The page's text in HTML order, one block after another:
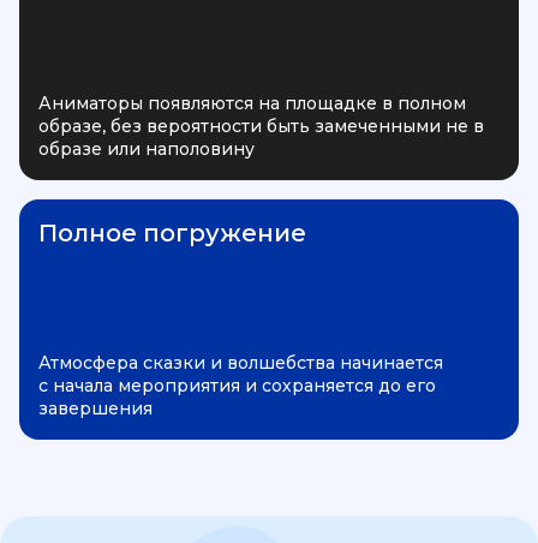
Аниматоры появляются на площадке в полном
образе, без вероятности быть замеченными не в
образе или наполовину
Полное погружение
Атмосфера сказки и волшебства начинается
с начала мероприятия и сохраняется до его
завершения